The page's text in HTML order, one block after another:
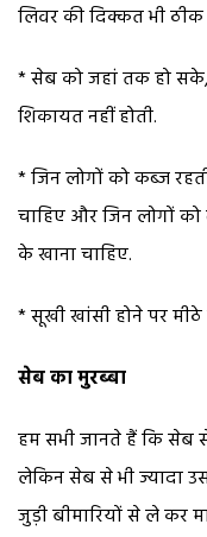
लिवर की दिक्कत भी ठीक
* सेब को जहां तक हो
शिकायत नहीं होती.
* जिन लोगों को कब्ज
चाहिए और जिन लोगों
के खाना चाहिए.
* सूखी खांसी होने पर
सेब का मुरब्बा
हम सभी जानते हैं कि सेब
लेकिन सेब से भी ज्यादा
जुड़ी बीमारियों से ले कर